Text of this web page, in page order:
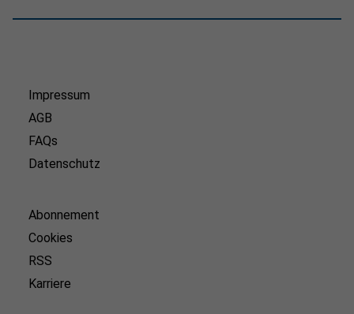
Impressum
AGB
FAQs
Datenschutz
Abonnement
Cookies
RSS
Karriere